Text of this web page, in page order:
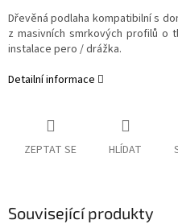
Dřevěná podlaha kompatibilní s
z masivních smrkových profilů o
instalace pero / drážka.
Detailní informace
ZEPTAT SE HLÍDAT
Související produkty